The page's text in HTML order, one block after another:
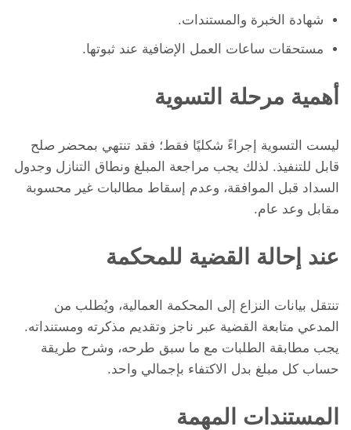
شهادة الخبرة والمستندات.
مستحقات ساعات العمل الإضافية عند ثبوتها.
أهمية مرحلة التسوية
ليست التسوية إجراءً شكليًا فقط؛ فقد تنتهي بمحضر صلح
قابل للتنفيذ. لذلك يجب مراجعة المبلغ ونطاق التنازل وجدول
السداد قبل الموافقة، وعدم إسقاط مطالبات غير محسوبة
مقابل وعد عام.
عند إحالة القضية للمحكمة
تنتقل بيانات النزاع إلى المحكمة العمالية، ويُطلب من
المدعي متابعة القضية عبر ناجز وتقديم مذكرته ومستنداته.
يجب مطابقة الطلبات مع ما سبق طرحه، وشرح طريقة
حساب كل مبلغ بدل الاكتفاء بإجمالي واحد.
المستندات المهمة